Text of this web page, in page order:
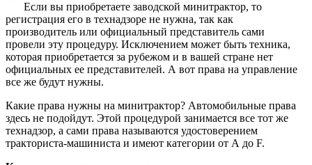
Если вы приобретаете заводской минитрактор, то
регистрация его в технадзоре не нужна, так как
производитель или официальный представитель сами
провели эту процедуру. Исключением может быть техника,
которая приобретается за рубежом и в вашей стране нет
официальных ее представителей. А вот права на управление
все же будут нужны.
Какие права нужны на минитрактор? Автомобильные права
здесь не подойдут. Этой процедурой занимается все тот же
технадзор, а сами права называются удостоверением
тракториста-машиниста и имеют категории от А до F.